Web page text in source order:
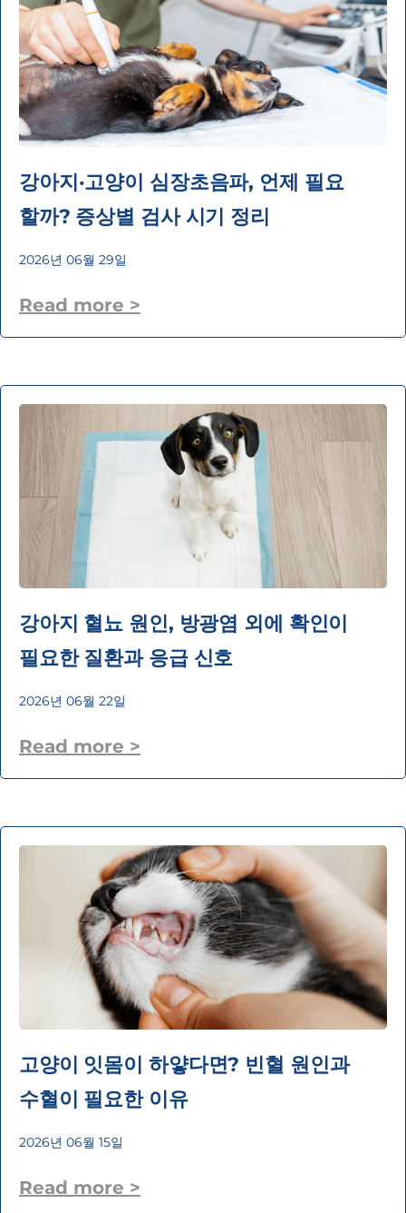
강아지·고양이 심장초음파, 언제 필요
할까? 증상별 검사 시기 정리
2026년 06월 29일
Read more >
강아지 혈뇨 원인, 방광염 외에 확인이
필요한 질환과 응급 신호
2026년 06월 22일
Read more >
고양이 잇몸이 하얗다면? 빈혈 원인과
수혈이 필요한 이유
2026년 06월 15일
Read more >